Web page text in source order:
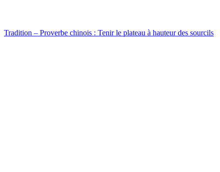
Tradition – Proverbe chinois : Tenir le plateau à hauteur des sourcils